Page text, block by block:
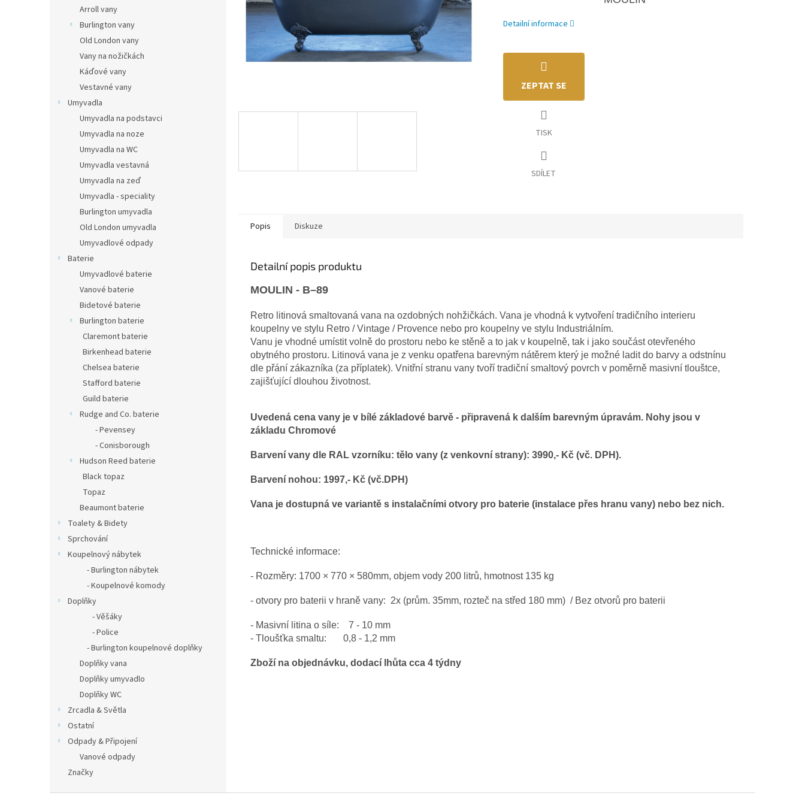
Arroll vany
Burlington vany
Old London vany
Vany na nožičkách
Káďové vany
Vestavné vany
Umyvadla
Umyvadla na podstavci
Umyvadla na noze
Umyvadla na WC
Umyvadla vestavná
Umyvadla na zeď
Umyvadla - speciality
Burlington umyvadla
Old London umyvadla
Umyvadlové odpady
Baterie
Umyvadlové baterie
Vanové baterie
Bidetové baterie
Burlington baterie
Claremont baterie
Birkenhead baterie
Chelsea baterie
Stafford baterie
Guild baterie
Rudge and Co. baterie
- Pevensey
- Conisborough
Hudson Reed baterie
Black topaz
Topaz
Beaumont baterie
Toalety & Bidety
Sprchování
Koupelnový nábytek
- Burlington nábytek
- Koupelnové komody
Doplňky
- Věšáky
- Police
- Burlington koupelnové doplňky
Doplňky vana
Doplňky umyvadlo
Doplňky WC
Zrcadla & Světla
Ostatní
Odpady & Připojení
Vanové odpady
Značky
Detailní informace
TISK
ZEPTAT SE
SDÍLET
Popis Diskuze
Detailní popis produktu
MOULIN - B–89
Retro litinová smaltovaná vana na ozdobných nohžičkách. Vana je vhodná k vytvoření tradičního interieru
koupelny ve stylu Retro / Vintage / Provence nebo pro koupelny ve stylu Industriálním.
Vanu je vhodné umístit volně do prostoru nebo ke stěně a to jak v koupelně, tak i jako součást otevřeného
obytného prostoru. Litinová vana je z venku opatřena barevným nátěrem který je možné ladit do barvy a odstnínu
dle přání zákazníka (za příplatek). Vnitřní stranu vany tvoří tradiční smaltový povrch v poměrně masivní tlouštce,
zajišťující dlouhou životnost.
Uvedená cena vany je v bílé základové barvě - připravená k dalším barevným úpravám. Nohy jsou v
základu Chromové
Barvení vany dle RAL vzorníku: tělo vany (z venkovní strany): 3990,- Kč (vč. DPH).
Barvení nohou: 1997,- Kč (vč.DPH)
Vana je dostupná ve variantě s instalačními otvory pro baterie (instalace přes hranu vany) nebo bez nich.
Technické informace:
- Rozměry: 1700 × 770 × 580mm, objem vody 200 litrů, hmotnost 135 kg
- otvory pro baterii v hraně vany: 2x (prům. 35mm, rozteč na střed 180 mm) / Bez otvorů pro baterii
- Masivní litina o síle: 7 - 10 mm
- Tloušťka smaltu: 0,8 - 1,2 mm
Zboží na objednávku, dodací lhůta cca 4 týdny